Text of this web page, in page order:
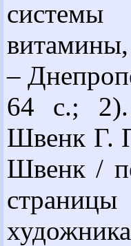
–
64 с.;
Швенк Г.
Швенк /